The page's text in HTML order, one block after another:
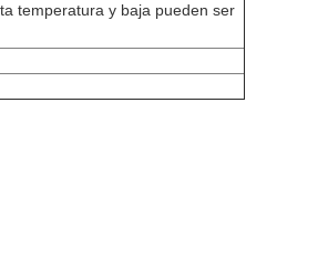
temperatura y baja pueden ser